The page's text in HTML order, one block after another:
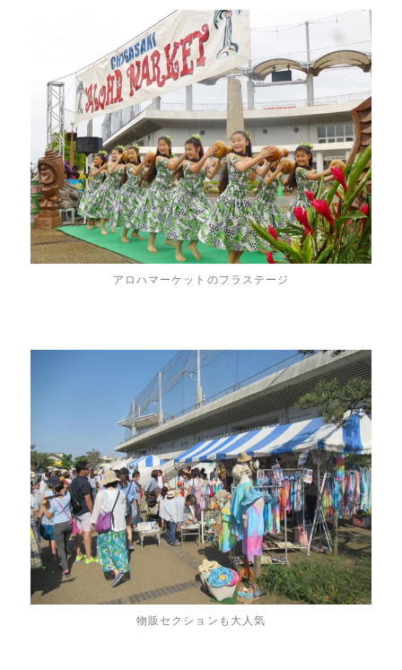
アロハマーケットのフラステージ
物販セクションも大人気